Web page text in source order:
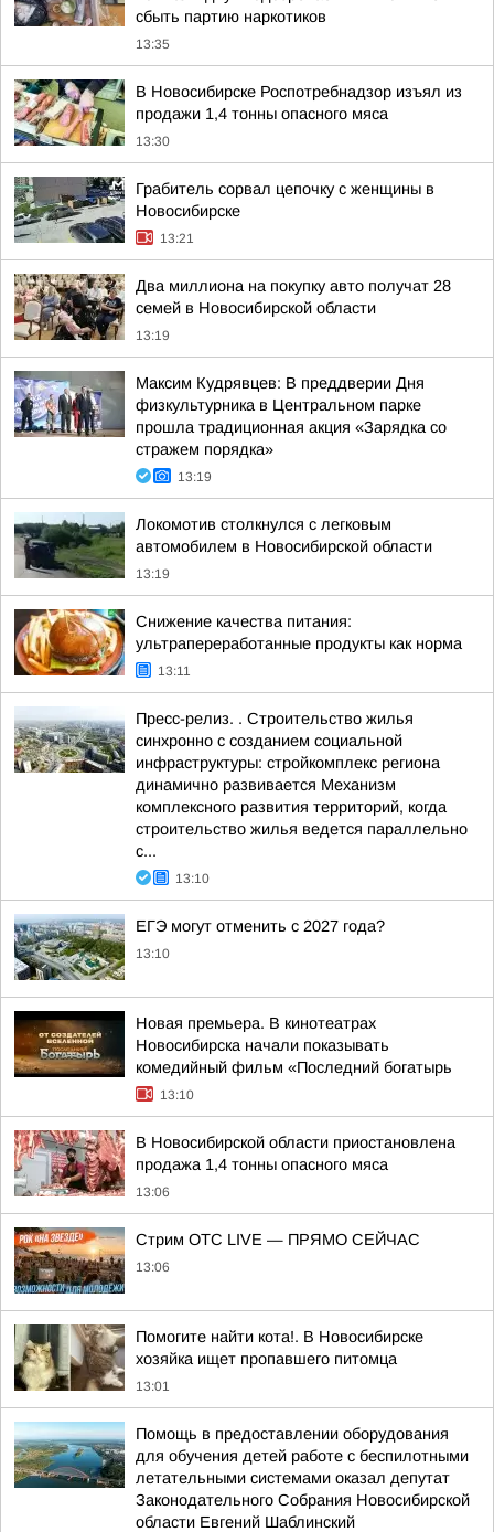
сбыть партию наркотиков
13:35
В Новосибирске Роспотребнадзор изъял из
продажи 1,4 тонны опасного мяса
13:30
Грабитель сорвал цепочку с женщины в
Новосибирске
13:21
Два миллиона на покупку авто получат 28
семей в Новосибирской области
13:19
Максим Кудрявцев: В преддверии Дня
физкультурника в Центральном парке
прошла традиционная акция «Зарядка со
стражем порядка»
13:19
Локомотив столкнулся с легковым
автомобилем в Новосибирской области
13:19
Снижение качества питания:
ультрапереработанные продукты как норма
13:11
Пресс-релиз. . Строительство жилья
синхронно с созданием социальной
инфраструктуры: стройкомплекс региона
динамично развивается Механизм
комплексного развития территорий, когда
строительство жилья ведется параллельно
с...
13:10
ЕГЭ могут отменить с 2027 года?
13:10
Новая премьера. В кинотеатрах
Новосибирска начали показывать
комедийный фильм «Последний богатырь
13:10
В Новосибирской области приостановлена
продажа 1,4 тонны опасного мяса
13:06
Стрим ОТС LIVE — ПРЯМО СЕЙЧАС
13:06
Помогите найти кота!. В Новосибирске
хозяйка ищет пропавшего питомца
13:01
Помощь в предоставлении оборудования
для обучения детей работе с беспилотными
летательными системами оказал депутат
Законодательного Собрания Новосибирской
области Евгений Шаблинский